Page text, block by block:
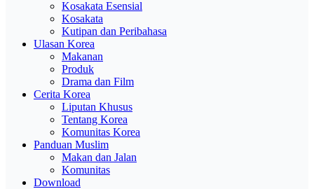
Kosakata Esensial
Kosakata
Kutipan dan Peribahasa
Ulasan Korea
Makanan
Produk
Drama dan Film
Cerita Korea
Liputan Khusus
Tentang Korea
Komunitas Korea
Panduan Muslim
Makan dan Jalan
Komunitas
Download